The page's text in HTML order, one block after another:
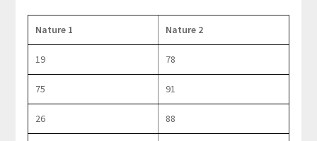
Nature 1 Nature 2
19 78
75 91
26 88